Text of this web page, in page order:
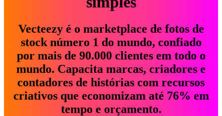
Vecteezy é o marketplace de fotos de
stock número 1 do mundo, confiado
por mais de 90.000 clientes em todo o
mundo. Capacita marcas, criadores e
contadores de histórias com recursos
criativos que economizam até 76% em
tempo e orçamento.